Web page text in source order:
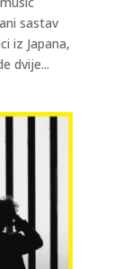
sastav
iz Japana,
dvije...